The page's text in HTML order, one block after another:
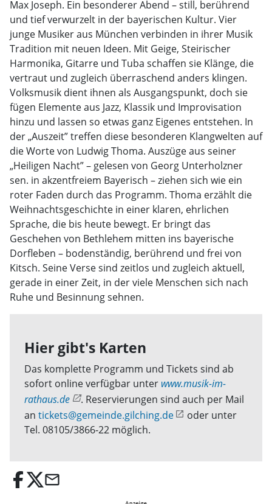
Max Joseph. Ein besonderer Abend – still, berührend
und tief verwurzelt in der bayerischen Kultur. Vier
junge Musiker aus München verbinden in ihrer Musik
Tradition mit neuen Ideen. Mit Geige, Steirischer
Harmonika, Gitarre und Tuba schaffen sie Klänge, die
vertraut und zugleich überraschend anders klingen.
Volksmusik dient ihnen als Ausgangspunkt, doch sie
fügen Elemente aus Jazz, Klassik und Improvisation
hinzu und lassen so etwas ganz Eigenes entstehen. In
der „Auszeit” treffen diese besonderen Klangwelten auf
die Worte von Ludwig Thoma. Auszüge aus seiner
„Heiligen Nacht” – gelesen von Georg Unterholzner
sen. in akzentfreiem Bayerisch – ziehen sich wie ein
roter Faden durch das Programm. Thoma erzählt die
Weihnachtsgeschichte in einer klaren, ehrlichen
Sprache, die bis heute bewegt. Er bringt das
Geschehen von Bethlehem mitten ins bayerische
Dorfleben – bodenständig, berührend und frei von
Kitsch. Seine Verse sind zeitlos und zugleich aktuell,
gerade in einer Zeit, in der viele Menschen sich nach
Ruhe und Besinnung sehnen.
Hier gibt's Karten
Das komplette Programm und Tickets sind ab
sofort online verfügbar unter www.musik-im-
rathaus.de
. Reservierungen sind auch per Mail
an tickets@gemeinde.gilching.de
oder unter
Tel. 08105/3866-22 möglich.
email